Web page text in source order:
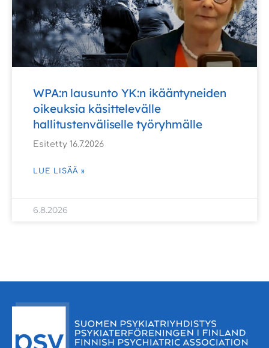
WPA:n lausunto YK:n ikääntyneiden
oikeuksia käsittelevälle
hallitustenväliselle työryhmälle
Esitetty 16.7.2026
LUE LISÄÄ »
6.8.2026